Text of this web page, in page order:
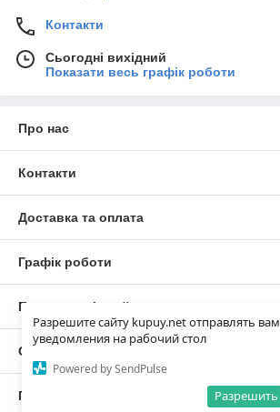
Разрешите сайту kupuy.net отправлять вам
уведомления на рабочий стол
Powered by SendPulse
Разрешить
Контакти
Сьогодні вихідний
Показати весь графік роботи
Про нас
Контакти
Доставка та оплата
Графік роботи
Повна версія сайту
Сайт створено на маркетплейсі
Політика конфіденційності